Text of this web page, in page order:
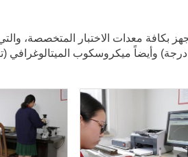
تأثير الحرارة المنخفضة (على الأقل 196 درجة) وأيضاً